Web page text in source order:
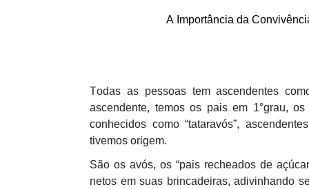
Encontre um Escritório
IBDFAM Educacional
A Importância da
Todas as pessoas tem ascendentes
ascendente, temos os pais em 1°grau,
conhecidos como “tataravós”,
tivemos origem.
São os avós, os “pais recheados de
netos em suas brincadeiras, adivinhando